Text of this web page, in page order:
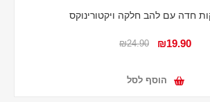
חדה עם להב חלקה ויקטורינוקס
₪19.90
₪24.90
הוסף לסל